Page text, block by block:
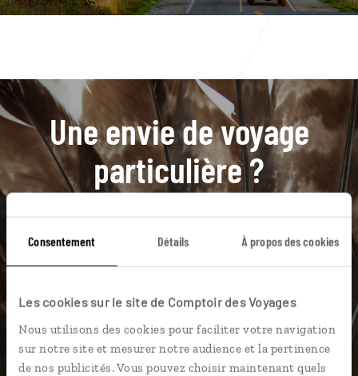
Consentement Détails À propos des cookies
Les cookies sur le site de Comptoir des Voyages
Nous utilisons des cookies pour faciliter votre navigation
sur notre site et mesurer notre audience et la pertinence
de nos publicités. Vous pouvez choisir maintenant quels
Une envie de voyage
particulière ?
Baleine au Canada
Belugas Canoë kayak Château Frontenac
Baie des Sept Îles